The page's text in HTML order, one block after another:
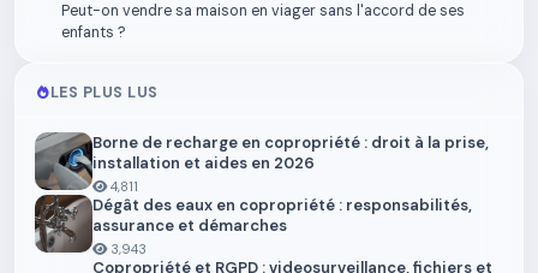
Peut-on vendre sa maison en viager sans l'accord de ses
enfants ?
LES PLUS LUS
Borne de recharge en copropriété : droit à la prise,
installation et aides en 2026
4,811
Dégât des eaux en copropriété : responsabilités,
assurance et démarches
3,943
Copropriété et RGPD : videosurveillance, fichiers et